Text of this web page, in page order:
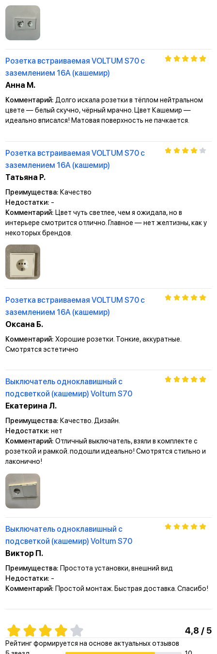
Розетка встраиваемая VOLTUM S70 с
заземлением 16А (кашемир)
Анна М.
Комментарий: Долго искала розетки в тёплом нейтральном
цвете — белый скучно, чёрный мрачно. Цвет Кашемир —
идеально вписался! Матовая поверхность не пачкается.
Розетка встраиваемая VOLTUM S70 с
заземлением 16А (кашемир)
Татьяна Р.
Преимущества: Качество
Недостатки: -
Комментарий: Цвет чуть светлее, чем я ожидала, но в
интерьере смотрится отлично. Главное — нет желтизны, как у
некоторых брендов.
Розетка встраиваемая VOLTUM S70 с
заземлением 16А (кашемир)
Оксана Б.
Комментарий: Хорошие розетки. Тонкие, аккуратные.
Смотрятся эстетично
Выключатель одноклавишный с
подсветкой (кашемир) Voltum S70
Екатерина Л.
Преимущества: Качество. Дизайн.
Недостатки: нет
Комментарий: Отличный выключатель, взяли в комплекте с
розеткой и рамкой. подошли идеально! Смотрятся стильно и
лаконично!
Выключатель одноклавишный с
подсветкой (кашемир) Voltum S70
Виктор П.
Преимущества: Простота установки, внешний вид
Недостатки: -
Комментарий: Простой монтаж. Быстрая доставка. Спасибо!
4,8 / 5
Рейтинг формируется на основе актуальных отзывов